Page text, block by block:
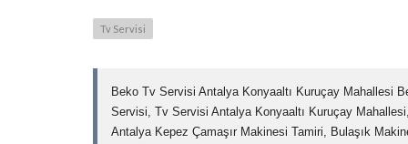
Tv Servisi
Beko Tv Servisi Antalya Konyaaltı Kuruçay Mahallesi
Servisi, Tv Servisi Antalya Konyaaltı Kuruçay
Antalya Kepez Çamaşır Makinesi Tamiri, Bulaşık